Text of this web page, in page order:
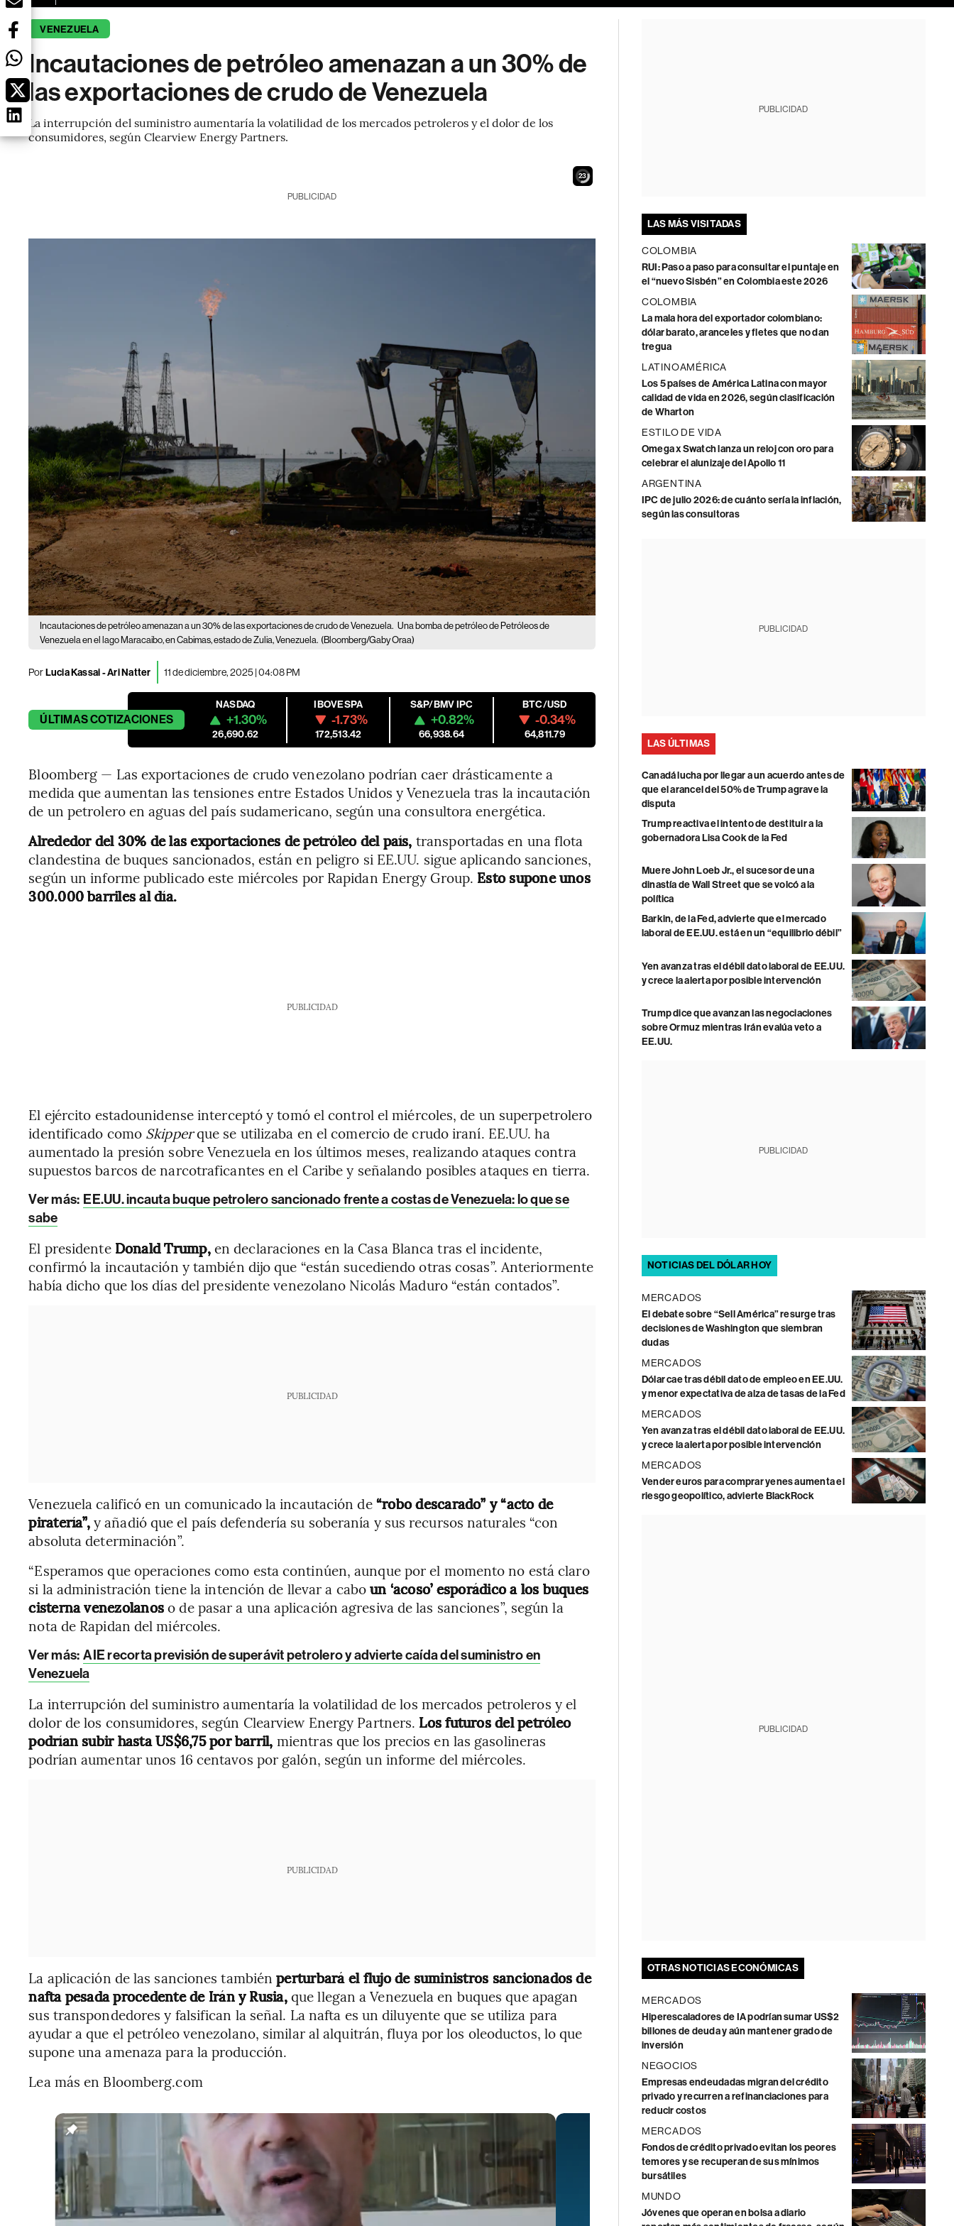
VENEZUELA
Incautaciones de petróleo amenazan a un 30% de
las exportaciones de crudo de Venezuela
La interrupción del suministro aumentaría la volatilidad de los mercados petroleros y el dolor de los
consumidores, según Clearview Energy Partners.
21
PUBLICIDAD
Incautaciones de petróleo amenazan a un 30% de las exportaciones de crudo de Venezuela. Una bomba de petróleo de Petróleos de
Venezuela en el lago Maracaibo, en Cabimas, estado de Zulia, Venezuela. (Bloomberg/Gaby Oraa)
PorLucia Kassai - Ari Natter 11 de diciembre, 2025 | 04:08 PM
ÚLTIMASCOTIZACIONES
NASDAQ
+1.30%
26,690.62
IBOVESPA
-1.73%
172,513.42
S&P/BMV IPC
+0.82%
66,938.64
BTC/USD
-0.34%
64,811.79
Bloomberg — Las exportaciones de crudo venezolano podrían caer drásticamente a
medida que aumentan las tensiones entre Estados Unidos y Venezuela tras la incautación
de un petrolero en aguas del país sudamericano, según una consultora energética.
Alrededor del 30% de las exportaciones de petróleo del país, transportadas en una flota
clandestina de buques sancionados, están en peligro si EE.UU. sigue aplicando sanciones,
según un informe publicado este miércoles por Rapidan Energy Group. Esto supone unos
300.000 barriles al día.
PUBLICIDAD
El ejército estadounidense interceptó y tomó el control el miércoles, de un superpetrolero
identificado como Skipperque se utilizaba en el comercio de crudo iraní. EE.UU. ha
aumentado la presión sobre Venezuela en los últimos meses, realizando ataques contra
supuestos barcos de narcotraficantes en el Caribe y señalando posibles ataques en tierra.
Ver más: EE.UU. incauta buque petrolero sancionado frente a costas de Venezuela: lo que se
sabe
El presidente Donald Trump,en declaraciones en la Casa Blanca tras el incidente,
confirmó la incautación y también dijo que “están sucediendo otras cosas”. Anteriormente
había dicho que los días del presidente venezolano Nicolás Maduro “están contados”.
PUBLICIDAD
Venezuela calificó en un comunicado la incautación de“robo descarado” y “acto de
piratería”,y añadió que el país defendería su soberanía y sus recursos naturales “con
absoluta determinación”.
“Esperamos que operaciones como esta continúen, aunque por el momento no está claro
si la administración tiene la intención de llevar a caboun ‘acoso’ esporádico a los buques
cisterna venezolanoso de pasar a una aplicación agresiva de las sanciones”, según la
nota de Rapidan del miércoles.
Ver más: AIE recorta previsión de superávit petrolero y advierte caída del suministro en
Venezuela
La interrupción del suministro aumentaría la volatilidad de los mercados petroleros y el
dolor de los consumidores, según Clearview Energy Partners. Los futuros del petróleo
podrían subir hasta US$6,75 por barril, mientras que los precios en las gasolineras
podrían aumentar unos 16 centavos por galón, según un informe del miércoles.
PUBLICIDAD
La aplicación de las sanciones tambiénperturbará el flujo de suministros sancionados de
nafta pesada procedente de Irán y Rusia,que llegan a Venezuela en buques que apagan
sus transpondedores y falsifican la señal. La nafta es un diluyente que se utiliza para
ayudar a que el petróleo venezolano, similar al alquitrán, fluya por los oleoductos, lo que
supone una amenaza para la producción.
Lea más en Bloomberg.com
PUBLICIDAD
LAS MÁS VISITADAS
COLOMBIA
RUI: Paso a paso para consultar el puntaje en
el “nuevo Sisbén” en Colombia este 2026
COLOMBIA
La mala hora del exportador colombiano:
dólar barato, aranceles y fletes que no dan
tregua
LATINOAMÉRICA
Los 5 países de América Latina con mayor
calidad de vida en 2026, según clasificación
de Wharton
ESTILO DE VIDA
Omega x Swatch lanza un reloj con oro para
celebrar el alunizaje del Apollo 11
ARGENTINA
IPC de julio 2026: de cuánto sería la inflación,
según las consultoras
PUBLICIDAD
LAS ÚLTIMAS
Canadá lucha por llegar a un acuerdo antes de
que el arancel del 50% de Trump agrave la
disputa
Trump reactiva el intento de destituir a la
gobernadora Lisa Cook de la Fed
Muere John Loeb Jr., el sucesor de una
dinastía de Wall Street que se volcó a la
política
Barkin, de la Fed, advierte que el mercado
laboral de EE.UU. está en un “equilibrio débil”
Yen avanza tras el débil dato laboral de EE.UU.
y crece la alerta por posible intervención
Trump dice que avanzan las negociaciones
sobre Ormuz mientras Irán evalúa veto a
EE.UU.
PUBLICIDAD
NOTICIAS DEL DÓLAR HOY
MERCADOS
El debate sobre “Sell América” resurge tras
decisiones de Washington que siembran
dudas
MERCADOS
Dólar cae tras débil dato de empleo en EE.UU.
y menor expectativa de alza de tasas de la Fed
MERCADOS
Yen avanza tras el débil dato laboral de EE.UU.
y crece la alerta por posible intervención
MERCADOS
Vender euros para comprar yenes aumenta el
riesgo geopolítico, advierte BlackRock
PUBLICIDAD
OTRAS NOTICIAS ECONÓMICAS
MERCADOS
Hiperescaladores de IA podrían sumar US$2
billones de deuda y aún mantener grado de
inversión
NEGOCIOS
Empresas endeudadas migran del crédito
privado y recurren a refinanciaciones para
reducir costos
MERCADOS
Fondos de crédito privado evitan los peores
temores y se recuperan de sus mínimos
bursátiles
MUNDO
Jóvenes que operan en bolsa a diario